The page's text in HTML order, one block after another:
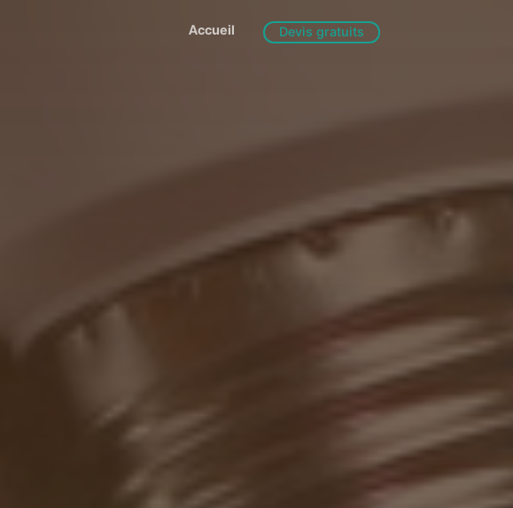
Accueil Devis gratuits